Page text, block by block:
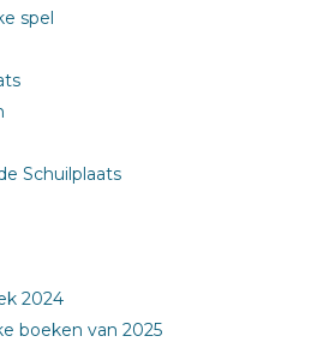
spel
Schuilplaats
2024
boeken van 2025